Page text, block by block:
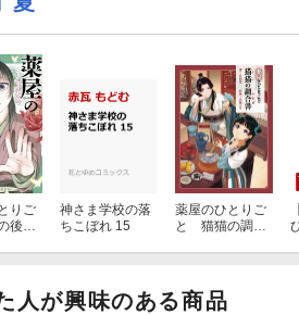
りご
後宮
神さま学校の落
ちこぼれ 15
薬屋のひとりご
と 猫猫の調合
人が興味のある商品